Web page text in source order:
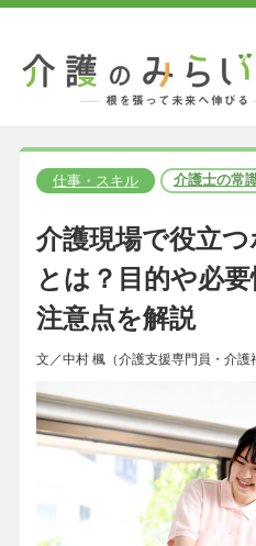
仕事・スキル 介護士の常
介護現場で役立
とは？目的や必
注意点を解説
文／中村 楓（介護支援専門員・介護